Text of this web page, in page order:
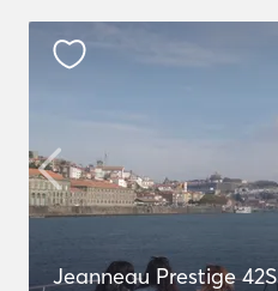
Jeanneau Prestige 42S